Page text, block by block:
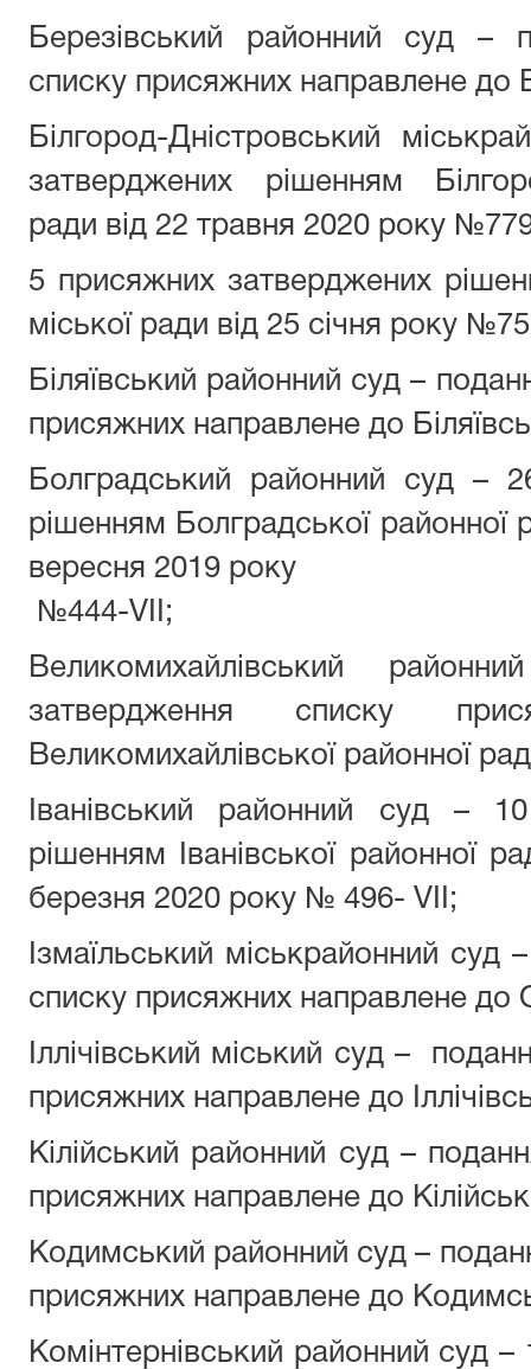
Березівський районний суд –
списку присяжних направлене до
Білгород-Дністровський
затверджених рішенням
ради від 22 травня 2020 року
5 присяжних затверджених
міської ради від 25 січня року
Біляївський районний суд –
присяжних направлене до
Болградський районний суд –
рішенням Болградської районної
вересня 2019 року
№444-VII;
Великомихайлівський
затвердження списку
Великомихайлівської районної
Іванівський районний суд –
рішенням Іванівської районної
березня 2020 року № 496- VII;
Ізмаїльський міськрайонний
списку присяжних направлене до
Іллічівський міський суд –
присяжних направлене до
Кілійський районний суд –
присяжних направлене до
Кодимський районний суд –
присяжних направлене до
Комінтернівський районний суд